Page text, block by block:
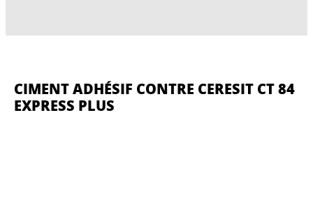
CIMENT ADHÉSIF CONTRE CERESIT CT 84
EXPRESS PLUS